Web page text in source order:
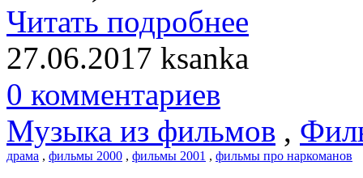
Читать подробнее
27.06.2017 ksanka
0 комментариев
Музыка из фильмов ,
драма , фильмы 2000 , фильмы 2001 , фильмы про наркоманов